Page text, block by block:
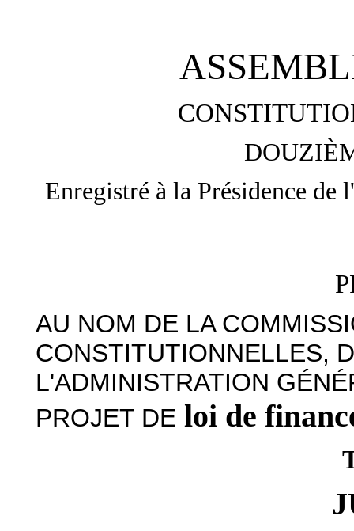
Enregistré à la Présidence de
AU NOM DE LA
CONSTITUTIONNELLES,
L'ADMINISTRATION
PROJET DE loi de